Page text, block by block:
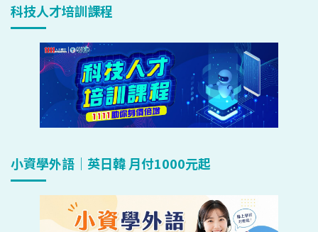
科技人才培訓課程
小資學外語｜英日韓 月付1000元起